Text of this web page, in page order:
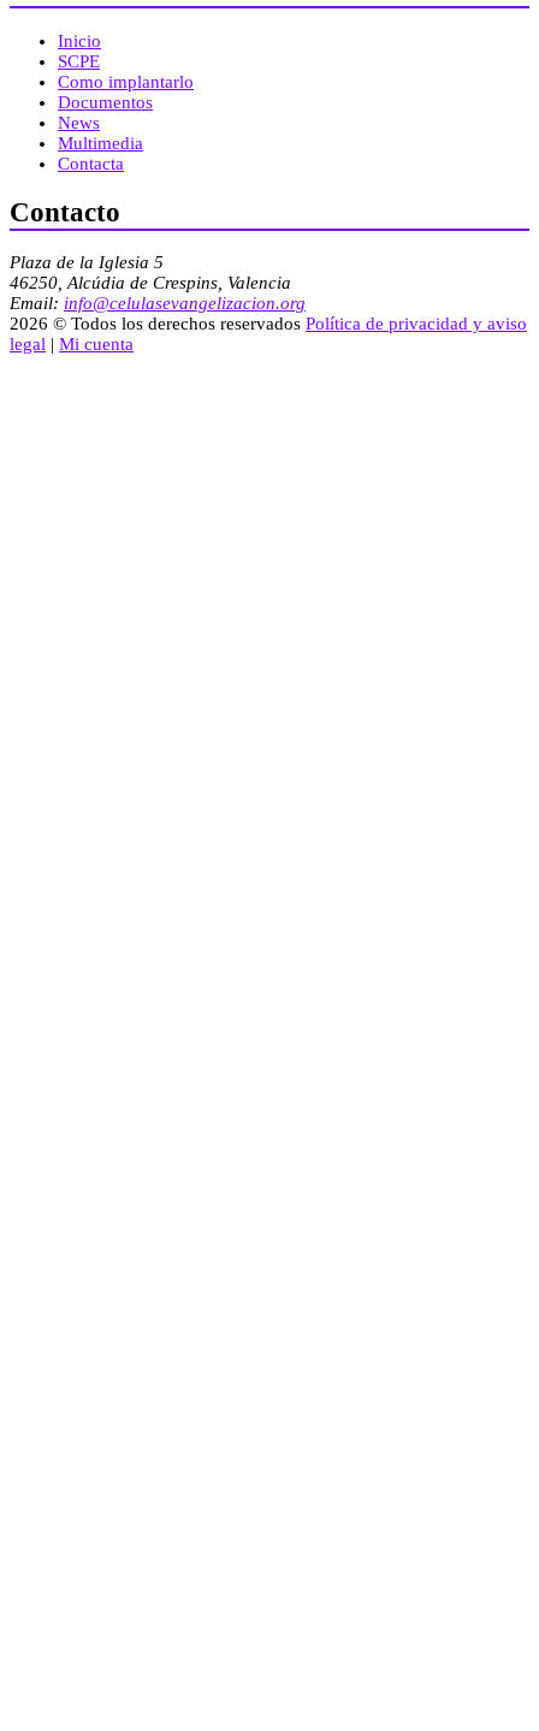
Inicio
SCPE
Como implantarlo
Documentos
News
Multimedia
Contacta
Contacto
Plaza de la Iglesia 5
46250, Alcúdia de Crespins, Valencia
Email: info@celulasevangelizacion.org
2026 © Todos los derechos reservados Política de privacidad y aviso
legal | Mi cuenta